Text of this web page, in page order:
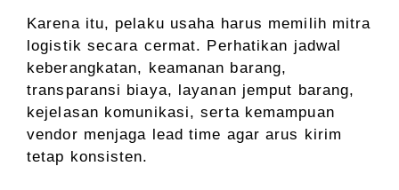
Karena itu, pelaku usaha harus memilih mitra
logistik secara cermat. Perhatikan jadwal
keberangkatan, keamanan barang,
transparansi biaya, layanan jemput barang,
kejelasan komunikasi, serta kemampuan
vendor menjaga lead time agar arus kirim
tetap konsisten.